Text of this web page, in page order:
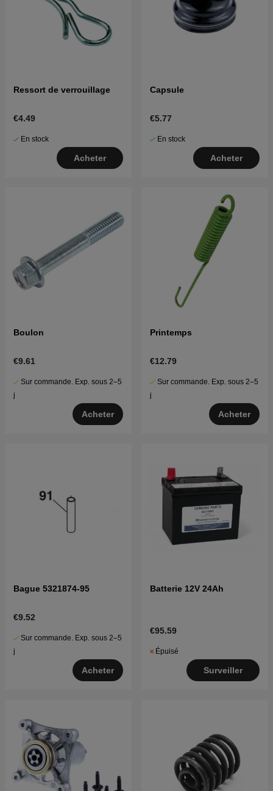
Ressort de verrouillage
€4.49
En stock
Acheter
Capsule
€5.77
En stock
Acheter
Boulon
€9.61
Sur commande. Exp. sous 2–5
j
Acheter
Printemps
€12.79
Sur commande. Exp. sous 2–5
j
Acheter
Bague 5321874-95
€9.52
Sur commande. Exp. sous 2–5
j
Acheter
Batterie 12V 24Ah
€95.59
Épuisé
Surveiller